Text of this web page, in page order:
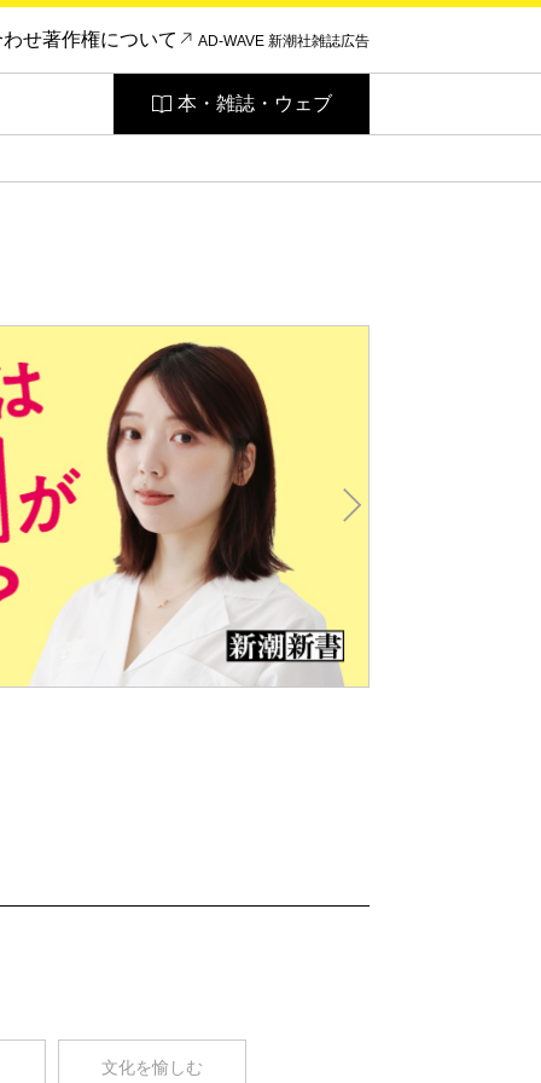
わせ著作権について AD-WAVE 新潮社雑誌広告
本・雑誌・ウェブ
文化を愉しむ